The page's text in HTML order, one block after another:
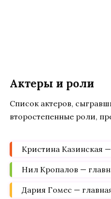
Актеры и роли
Список актеров,
второстепенные роли,
Кристина Казинская
Нил Кропалов —
Дария Гомес —